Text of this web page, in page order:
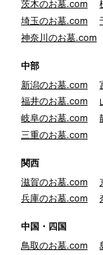
茨木のお墓.com
埼玉のお墓.com
神奈川のお墓.com
中部
新潟のお墓.com
福井のお墓.com
岐阜のお墓.com
三重のお墓.com
関西
滋賀のお墓.com
兵庫のお墓.com
中国・四国
鳥取のお墓.com